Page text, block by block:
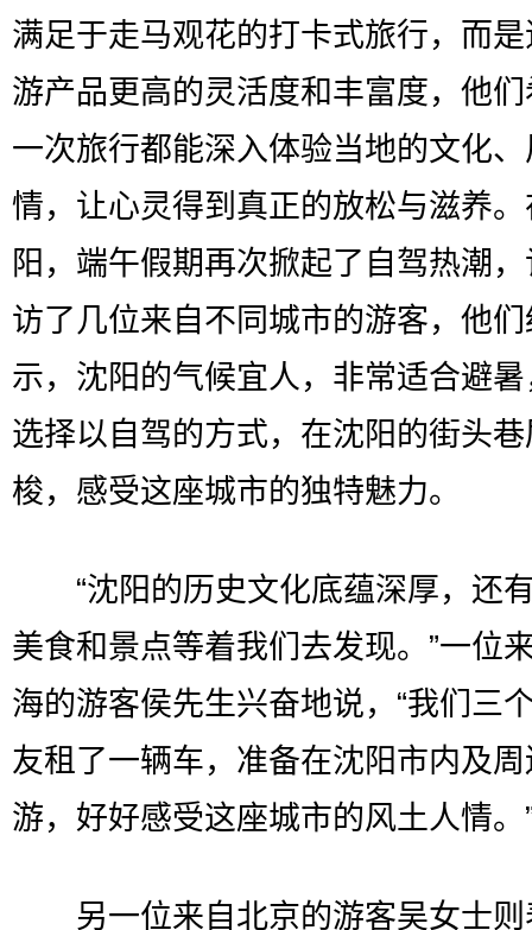
满足于走马观花的打卡式旅行，而
游产品更高的灵活度和丰富度，他
一次旅行都能深入体验当地的文化
情，让心灵得到真正的放松与滋养
阳，端午假期再次掀起了自驾热潮
访了几位来自不同城市的游客，他
示，沈阳的气候宜人，非常适合避
选择以自驾的方式，在沈阳的街头
梭，感受这座城市的独特魅力。
“沈阳的历史文化底蕴深厚，还
美食和景点等着我们去发现。”一位
海的游客侯先生兴奋地说，“我们三
友租了一辆车，准备在沈阳市内及
游，好好感受这座城市的风土人情。
另一位来自北京的游客吴女士则